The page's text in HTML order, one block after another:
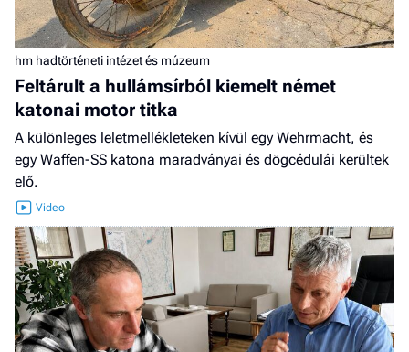
hm hadtörténeti intézet és múzeum
Feltárult a hullámsírból kiemelt német
katonai motor titka
A különleges leletmellékleteken kívül egy Wehrmacht, és
egy Waffen-SS katona maradványai és dögcédulái kerültek
elő.